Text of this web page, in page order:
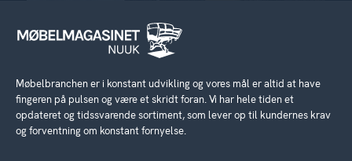
Møbelbranchen er i konstant udvikling og vores mål er altid at have
fingeren på pulsen og være et skridt foran. Vi har hele tiden et
opdateret og tidssvarende sortiment, som lever op til kundernes krav
og forventning om konstant fornyelse.